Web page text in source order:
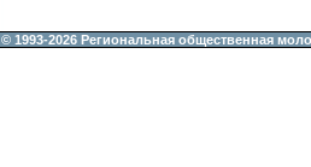
© 1993-2026 Региональная общественная